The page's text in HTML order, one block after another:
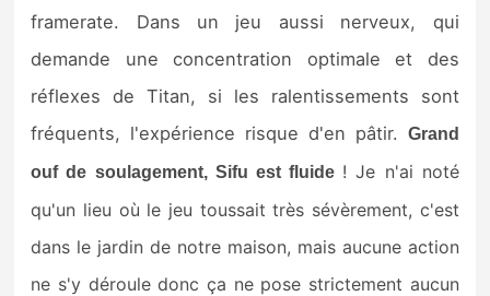
framerate. Dans un jeu aussi nerveux, qui
demande une concentration optimale et des
réflexes de Titan, si les ralentissements sont
fréquents, l'expérience risque d'en pâtir.
Grand
ouf de soulagement, Sifu est fluide ! Je n'ai noté
qu'un lieu où le jeu toussait très sévèrement, c'est
dans le jardin de notre maison, mais aucune action
ne s'y déroule donc ça ne pose strictement aucun